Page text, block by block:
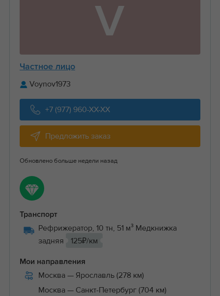
V
Частное лицо
Voynov1973
+7 (977) 960-XX-XX
Предложить заказ
Обновлено больше недели назад
Транспорт
Рефрижератор, 10 тн, 51 м³ Медкнижка
задняя
125₽/км
Мои направления
Москва — Ярославль (278 км)
Москва — Санкт-Петербург (704 км)